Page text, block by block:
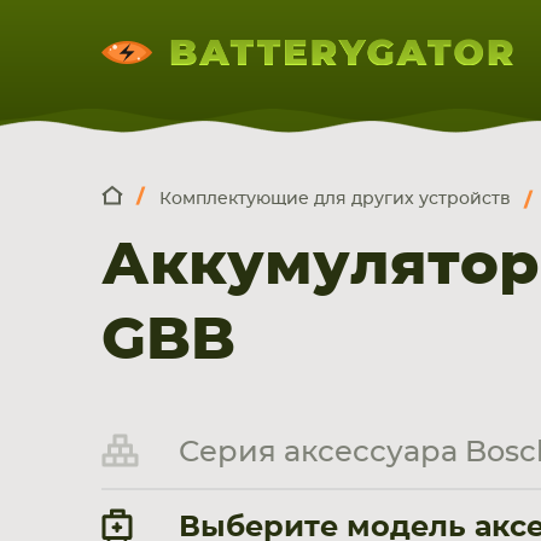
НОУТБУКА
ПЛАНШЕТА
СМАРТФОНА
Комплектующие для других устройств
GBB
Серия аксессуара
Выберите модель